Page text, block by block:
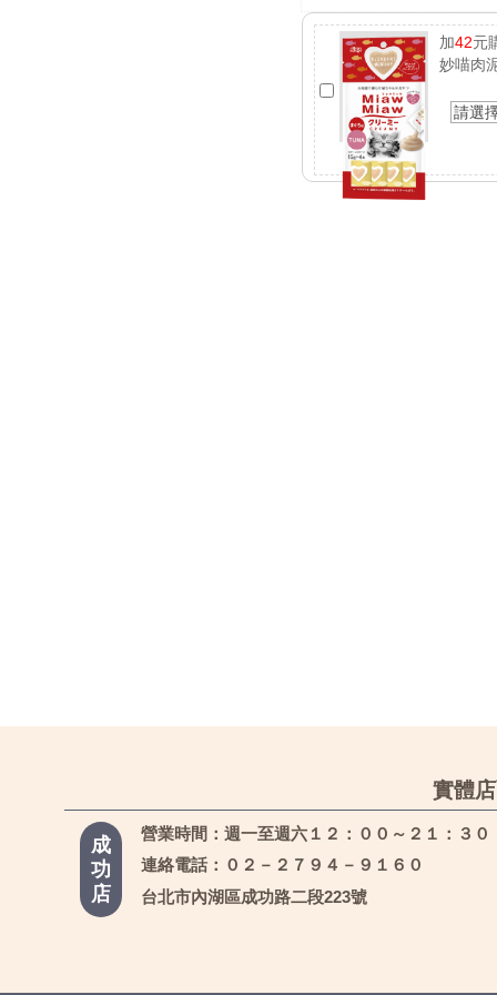
加42元
妙喵肉
請選
實體
成
功
店
營業時間：週一至週六１２：００～２１：３０
連絡電話：０２－２７９４－９１６０
台北市內湖區成功路二段223號